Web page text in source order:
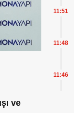
ve
11:51
11:48
11:46